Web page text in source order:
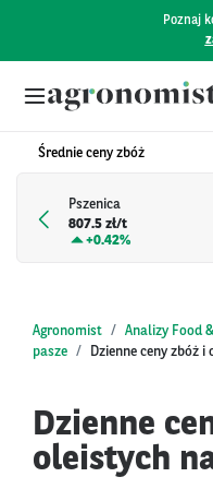
Poznaj
Średnie ceny zbóż
Pszenica
807.5 zł/t
+0.42%
Agronomist Analizy Food
pasze
Dzienne ceny zbóż
Dzienne
oleistych